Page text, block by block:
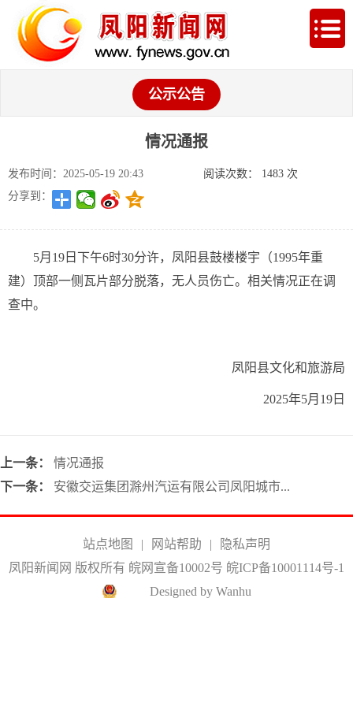
公示公告
情况通报
发布时间：2025-05-19 20:43 阅读次数： 1483次
分享到：
5月19日下午6时30分许，凤阳县鼓楼楼宇（1995年重
建）顶部一侧瓦片部分脱落，无人员伤亡。相关情况正在调
查中。
凤阳县文化和旅游局
2025年5月19日
上一条：
情况通报
下一条：
安徽交运集团滁州汽运有限公司凤阳城市...
站点地图 | 网站帮助 |
隐私声明
凤阳新闻网 版权所有 皖网宣备10002号 皖ICP备10001114号-1
Designed by Wanhu